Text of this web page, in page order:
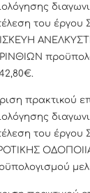
του έργου
πρακτικού
του